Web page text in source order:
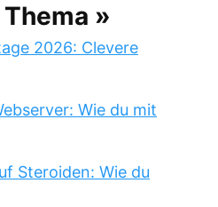
»
2026: Clevere
Wie du mit
Steroiden: Wie du